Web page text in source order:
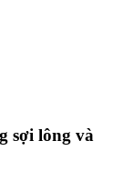
sợi lông và